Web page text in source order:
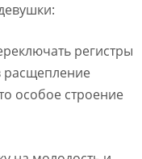
регистры
расщепление
особое строение